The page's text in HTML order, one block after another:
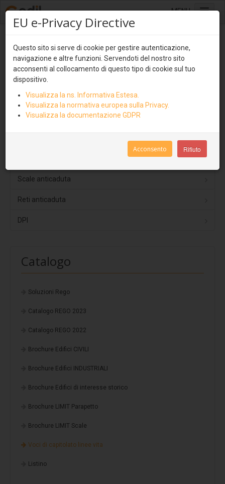
MENU
Sistemi di copertura
Lastre multistrato
Coverib 850
Steelpiù
Sistemi isolati e ventilati
Ventilcover
Smart Drain
Cover Tray
Stratigrafie
Stratigrafia 1
Stratigrafia 2
Sistemi anticaduta - Linea Vita
Dispositivi TIPO C
Dispositivi TIPO D
Dispositivi TIPO A
Scale anticaduta
Reti anticaduta
DPI
Catalogo
Soluzioni Rego
Catalogo REGO 2023
Catalogo REGO 2022
Brochure Edifici CIVILI
Brochure Edifici INDUSTRIALI
Brochure Edifici di interesse storico
Brochure LIMIT Parapetto
Brochure LIMIT Scale
Voci di capitolato linee vita
Listino
EU e-Privacy Directive
Questo sito si serve di cookie per gestire autenticazione,
navigazione e altre funzioni. Servendoti del nostro sito
acconsenti al collocamento di questo tipo di cookie sul tuo
dispositivo.
Visualizza la ns. Informativa Estesa.
Visualizza la normativa europea sulla Privacy.
Visualizza la documentazione GDPR
Acconsento Rifiuto